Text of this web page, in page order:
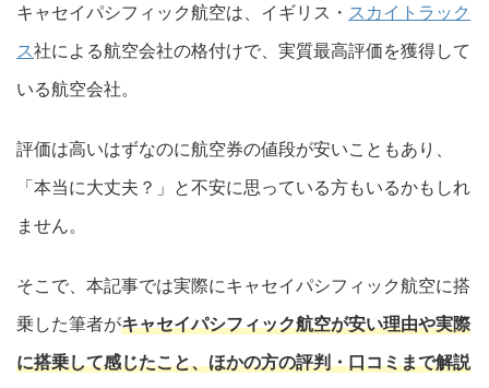
キャセイパシフィック航空は、イギリス・ スカイトラック
ス社による航空会社の格付けで、実質最高評価を獲得して
いる航空会社。
評価は高いはずなのに航空券の値段が安いこともあり、
「本当に大丈夫？」と不安に思っている方もいるかもしれ
ません。
そこで、本記事では実際にキャセイパシフィック航空に搭
乗した筆者がキャセイパシフィック航空が安い理由や実際
に搭乗して感じたこと、ほかの方の評判・口コミまで解説